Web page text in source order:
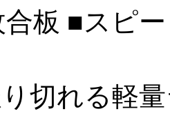
合板 ■スピ
切れる軽